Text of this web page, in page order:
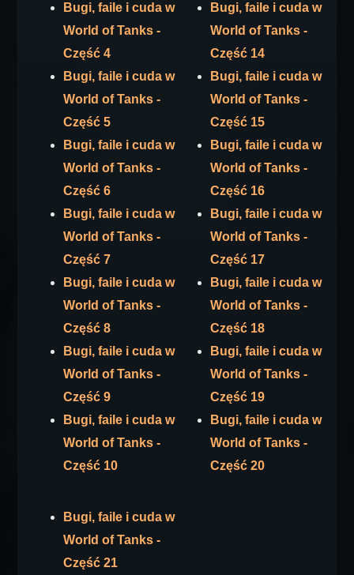
Bugi, faile i cuda w
World of Tanks -
Część 4
Bugi, faile i cuda w
World of Tanks -
Część 5
Bugi, faile i cuda w
World of Tanks -
Część 6
Bugi, faile i cuda w
World of Tanks -
Część 7
Bugi, faile i cuda w
World of Tanks -
Część 8
Bugi, faile i cuda w
World of Tanks -
Część 9
Bugi, faile i cuda w
World of Tanks -
Część 10
Bugi, faile i cuda w
World of Tanks -
Część 14
Bugi, faile i cuda w
World of Tanks -
Część 15
Bugi, faile i cuda w
World of Tanks -
Część 16
Bugi, faile i cuda w
World of Tanks -
Część 17
Bugi, faile i cuda w
World of Tanks -
Część 18
Bugi, faile i cuda w
World of Tanks -
Część 19
Bugi, faile i cuda w
World of Tanks -
Część 20
Bugi, faile i cuda w
World of Tanks -
Część 21